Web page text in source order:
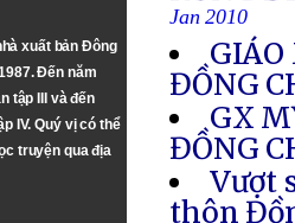
xuất bản Đông
Đến năm
tập III và đến
IV. Quý vị có thể
truyện qua địa
Jan 2010
GIÁO
ĐỒNG
GX
ĐỒNG
Vượt
thôn